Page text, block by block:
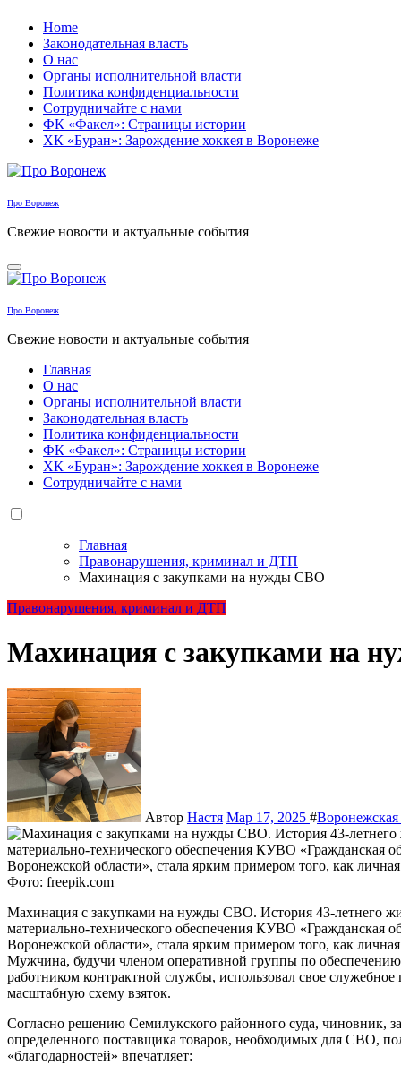
Перейти
содержанию
Home
Законодательная власть
О нас
Органы исполнительной власти
Политика конфиденциальности
Сотрудничайте с нами
ФК «Факел»: Страницы истории
ХК «Буран»: Зарождение хоккея в Воронеже
Про Воронеж
Свежие новости и актуальные события
Про Воронеж
Свежие новости и актуальные события
Главная
О нас
Органы исполнительной власти
Законодательная власть
Политика конфиденциальности
ФК «Факел»: Страницы истории
ХК «Буран»: Зарождение хоккея в Воронеже
Сотрудничайте с нами
Главная
Правонарушения, криминал и ДТП
Махинация с закупками на нужды СВО
Правонарушения, криминал и ДТП
Махинация с закупками на
Автор Настя Мар 17, 2025 #Воронежская
Фото: freepik.com
Махинация с закупками на нужды СВО. История 43-летнего жителя Семилук, бывшего заместителя начальника
материально-технического обеспечения КУВО «Гражданская
Воронежской области», стала ярким примером того, как
Мужчина, будучи членом оперативной группы по
работником контрактной службы, использовал свое
масштабную схему взяток.
Согласно решению Семилукского районного суда, чиновник,
определенного поставщика товаров, необходимых для СВО,
«благодарностей» впечатляет: